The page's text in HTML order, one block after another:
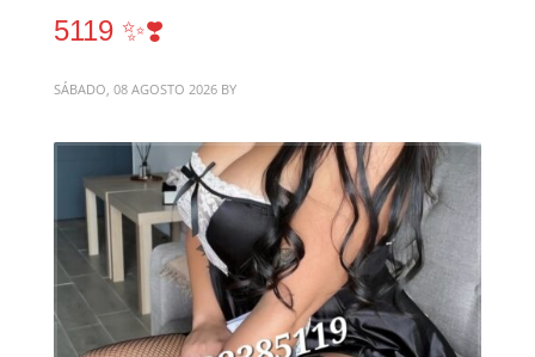
5119 ✨️❣️
SÁBADO, 08 AGOSTO 2026 BY